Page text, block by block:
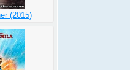
(2015)